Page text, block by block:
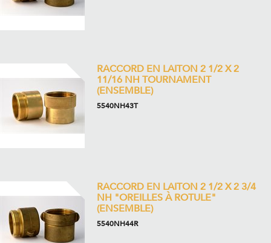
RACCORD EN LAITON 2 1/2 X 2
11/16 NH TOURNAMENT
(ENSEMBLE)
5540NH43T
RACCORD EN LAITON 2 1/2 X 2 3/4
NH "OREILLES À ROTULE"
(ENSEMBLE)
5540NH44R